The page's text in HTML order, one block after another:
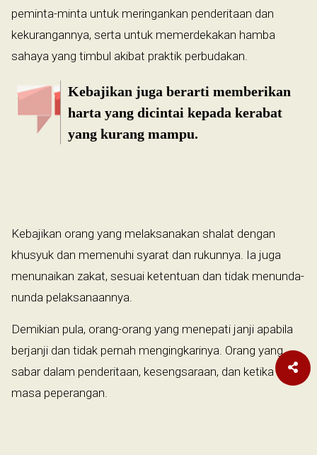
peminta-minta untuk meringankan penderitaan dan
kekurangannya, serta untuk memerdekakan hamba
sahaya yang timbul akibat praktik perbudakan.
Kebajikan juga berarti memberikan
harta yang dicintai kepada kerabat
yang kurang mampu.
Kebajikan orang yang melaksanakan shalat dengan
khusyuk dan memenuhi syarat dan rukunnya. Ia juga
menunaikan zakat, sesuai ketentuan dan tidak menunda-
nunda pelaksanaannya.
Demikian pula, orang-orang yang menepati janji apabila
berjanji dan tidak pernah mengingkarinya. Orang yang
sabar dalam penderitaan, kesengsaraan, dan ketika
masa peperangan.